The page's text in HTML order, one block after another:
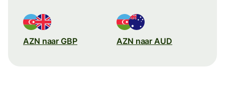
AZN naar GBP AZN naar AUD